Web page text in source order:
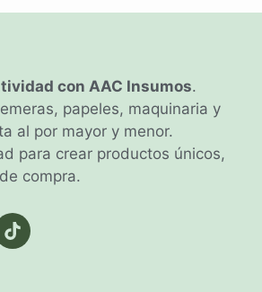
con AAC Insumos.
papeles, maquinaria y
al por mayor y menor.
para crear productos únicos,
compra.